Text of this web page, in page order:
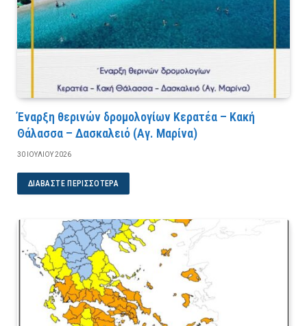
Έναρξη θερινών δρομολογίων Κερατέα – Κακή
Θάλασσα – Δασκαλειό (Αγ. Μαρίνα)
30 ΙΟΥΛΊΟΥ 2026
ΔΙΑΒΆΣΤΕ ΠΕΡΙΣΣΌΤΕΡΑ